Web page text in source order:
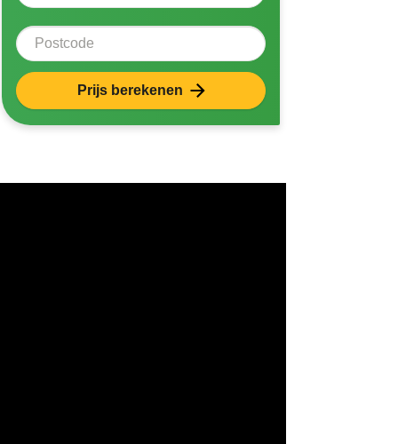
Postcode
Prijs berekenen